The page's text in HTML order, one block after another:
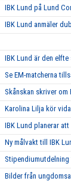
IBK Lund på Lund
IBK Lund anmäler
IBK Lund är den
Se EM-matcherna
Skånskan skriver om
Karolina Lilja kör
IBK Lund planerar
Ny målvakt till IBK
Bilder från